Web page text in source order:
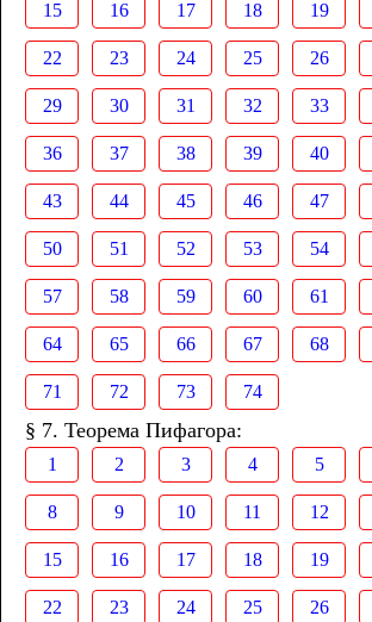
15 16 17 18 19
22 23 24 25 26
29 30 31 32 33
36 37 38 39 40
43 44 45 46 47
50 51 52 53 54
57 58 59 60 61
64 65 66 67 68
71 72 73 74
§ 7. Теорема Пифагора:
1 2 3 4 5
8 9 10 11 12
15 16 17 18 19
22 23 24 25 26